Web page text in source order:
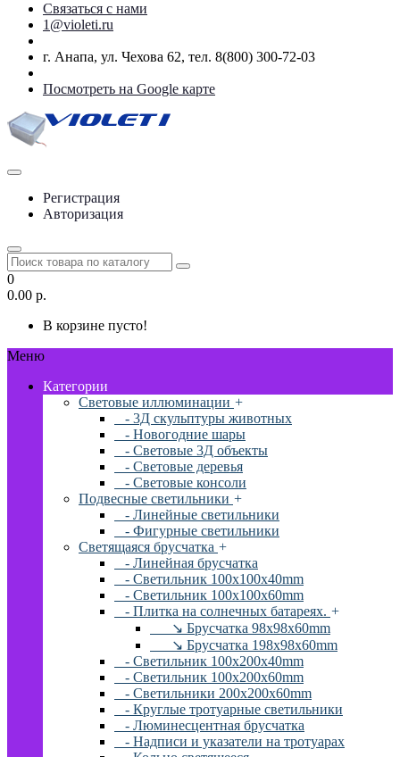
Связаться с нами
1@violeti.ru
г. Анапа, ул. Чехова 62, тел. 8(800) 300-72-03
Посмотреть на Google карте
Регистрация
Авторизация
0
0.00 р.
В корзине пусто!
Меню
Категории
Световые иллюминации +
- 3Д скульптуры животных
- Новогодние шары
- Световые 3Д объекты
- Световые деревья
- Световые консоли
Подвесные светильники +
- Линейные светильники
- Фигурные светильники
Светящаяся брусчатка +
- Линейная брусчатка
- Светильник 100x100x40mm
- Светильник 100x100x60mm
- Плитка на солнечных батареях. +
↘ Брусчатка 98x98x60mm
↘ Брусчатка 198x98x60mm
- Светильник 100x200x40mm
- Светильник 100x200x60mm
- Светильники 200x200x60mm
- Круглые тротуарные светильники
- Люминесцентная брусчатка
- Надписи и указатели на тротуарах